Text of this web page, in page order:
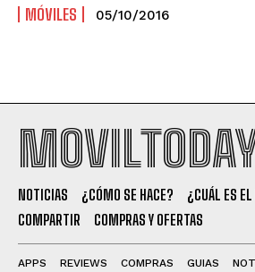
MÓVILES 05/10/2016
NOTICIAS ¿CÓMO SE HACE?
¿CUÁL ES
COMPARTIR
COMPRAS Y OFERTAS
APPS REVIEWS COMPRAS GUIAS